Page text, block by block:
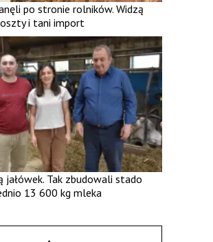
po stronie rolników. Widzą
i tani import
jałówek. Tak zbudowali stado
13 600 kg mleka